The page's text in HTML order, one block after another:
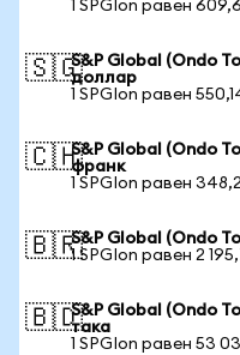
1 SPGIon равен
🇸🇬S&P Global (Ondo
доллар
1 SPGIon равен
🇨🇭S&P Global (Ondo
франк
1 SPGIon равен
🇧🇷S&P Global (Ondo
1 SPGIon равен 2
🇧🇩S&P Global (Ondo
така
1 SPGIon равен 53